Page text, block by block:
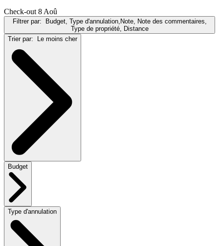
Check-out 8 Aoû
Filtrer par:
Budget, Type d'annulation,Note, Note des commentaires,
Type de propriété, Distance
Trier par:
Le moins cher
Budget
Type d'annulation